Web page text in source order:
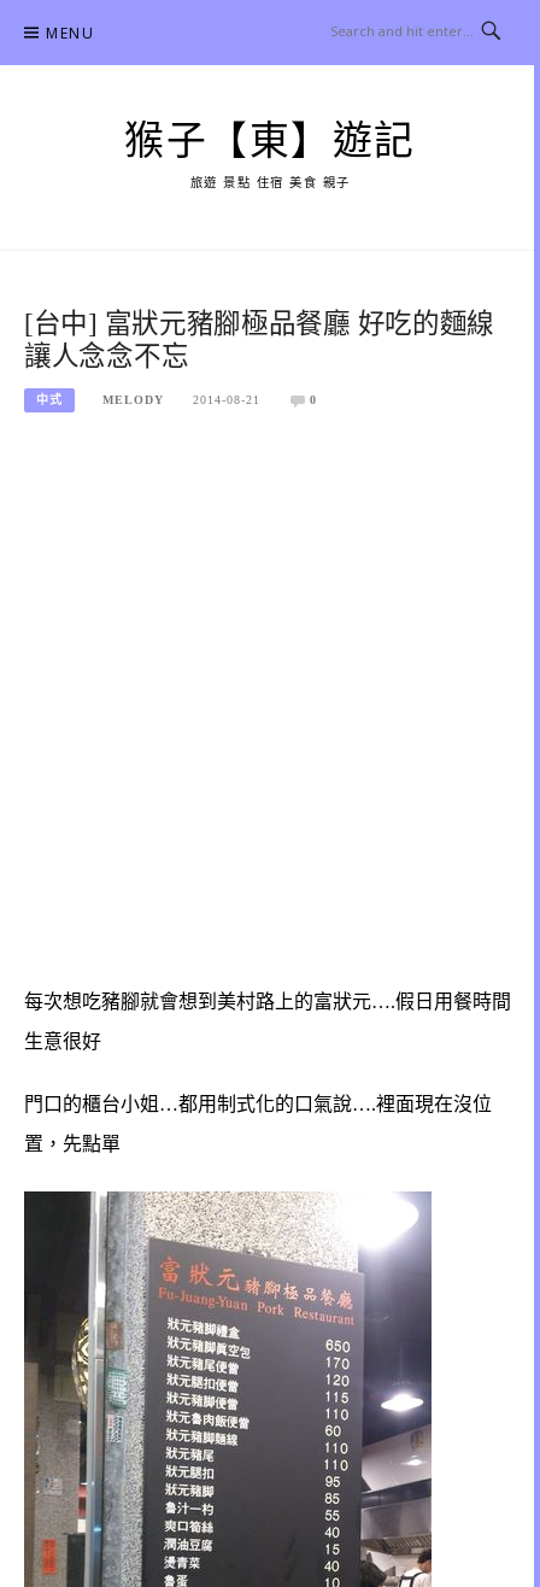
content
MENU
猴子【東】遊記
旅遊 景點 住宿 美食 親子
[台中] 富狀元豬腳極品餐廳 好吃的麵線
讓人念念不忘
中式 MELODY 2014-08-21 0
每次想吃豬腳就會想到美村路上的富狀元….假日用餐時間
生意很好
門口的櫃台小姐…都用制式化的口氣說….裡面現在沒位
置，先點單